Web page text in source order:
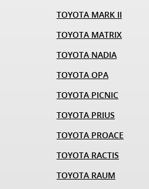
TOYOTA MARK II
TOYOTA MATRIX
TOYOTA NADIA
TOYOTA OPA
TOYOTA PICNIC
TOYOTA PRIUS
TOYOTA PROACE
TOYOTA RACTIS
TOYOTA RAUM